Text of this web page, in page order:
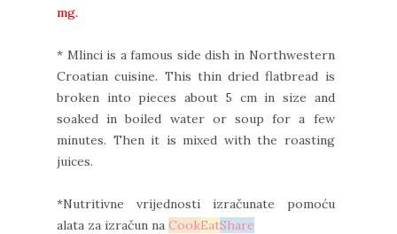
mg.
* Mlinci is a famous side dish in Northwestern
Croatian cuisine. This thin dried flatbread is
broken into pieces about 5 cm in size and
soaked in boiled water or soup for a few
minutes. Then it is mixed with the roasting
juices.
*Nutritivne vrijednosti izračunate pomoću
alata za izračun na CookEatShare